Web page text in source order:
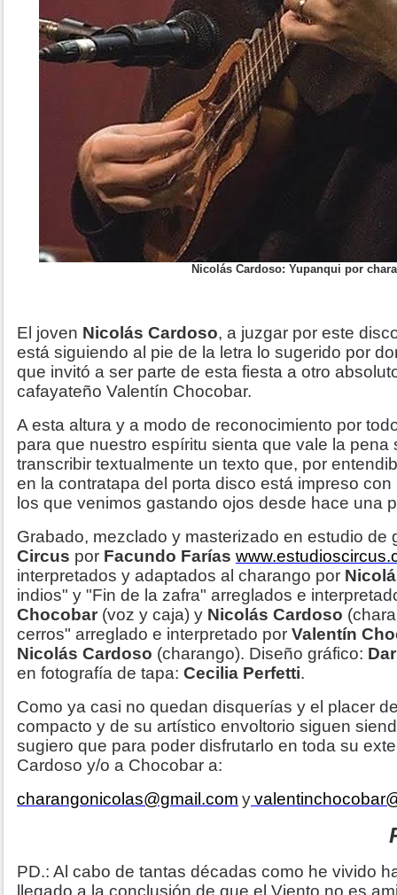
Nicolás Cardoso: Yupanqui por
El joven Nicolás Cardoso, a juzgar por este
está siguiendo al pie de la letra lo sugerido por
que invitó a ser parte de esta fiesta a otro
cafayateño Valentín Chocobar.
A esta altura y a modo de reconocimiento por
para que nuestro espíritu sienta que vale la pena
transcribir textualmente un texto que, por
en la contratapa del porta disco está impreso
los que venimos gastando ojos desde hace una
Grabado, mezclado y masterizado en estudio de
Circus por Facundo Farías
interpretados y adaptados al charango por
indios" y "Fin de la zafra" arreglados e
Chocobar (voz y caja) y Nicolás Cardoso
cerros" arreglado e interpretado por Valentín
Nicolás Cardoso (charango). Diseño gráfico:
en fotografía de tapa: Cecilia Perfetti.
Como ya casi no quedan disquerías y el placer
compacto y de su artístico envoltorio siguen
sugiero que para poder disfrutarlo en toda su
Cardoso y/o a Chocobar a:
charangonicolas@gmail.com y
PD.: Al cabo de tantas décadas como he vivido